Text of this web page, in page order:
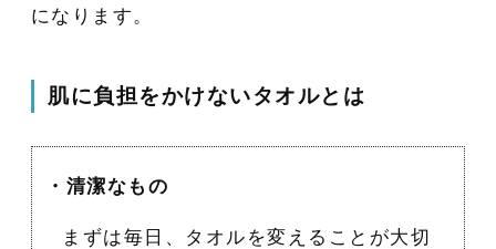
になります。
肌に負担をかけないタオルとは
・清潔なもの
まずは毎日、タオルを変えることが大切